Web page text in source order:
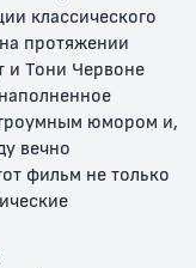
Мотор! / Том и
классического
протяжении
и Тони Червоне
юмором и,
вечно
фильм не только